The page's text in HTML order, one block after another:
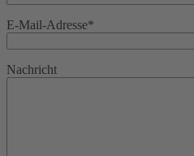
E-Mail-Adresse*
Nachricht